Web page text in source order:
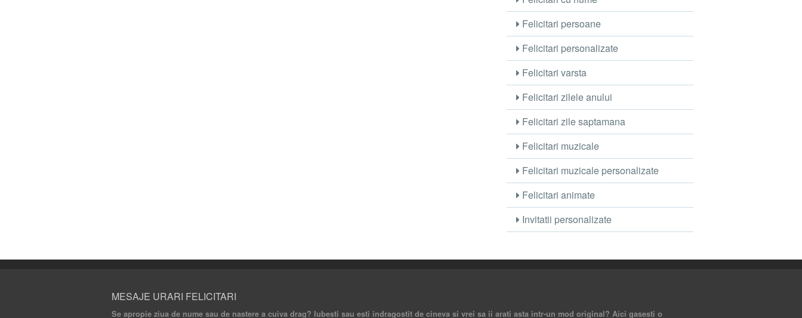
Felicitari persoane
Felicitari personalizate
Felicitari varsta
Felicitari zilele anului
Felicitari zile saptamana
Felicitari muzicale
Felicitari muzicale personalizate
Felicitari animate
Invitatii personalizate
MESAJE URARI FELICITARI
Se apropie ziua de nume sau de nastere a cuiva drag? Iubesti sau esti indragostit de cineva si vrei sa ii arati asta intr-un mod original? Aici gasesti o